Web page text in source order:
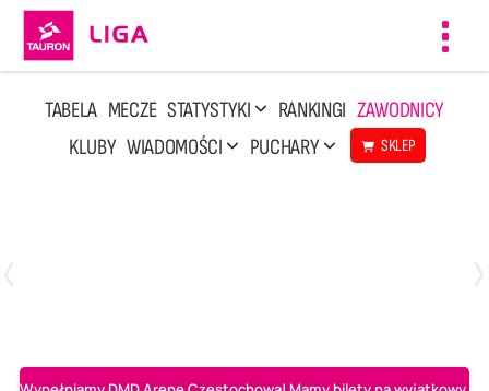
TABELA MECZE STATYSTYKI RANKINGI ZAWODNICY
KLUBY WIADOMOŚCI PUCHARY SKLEP